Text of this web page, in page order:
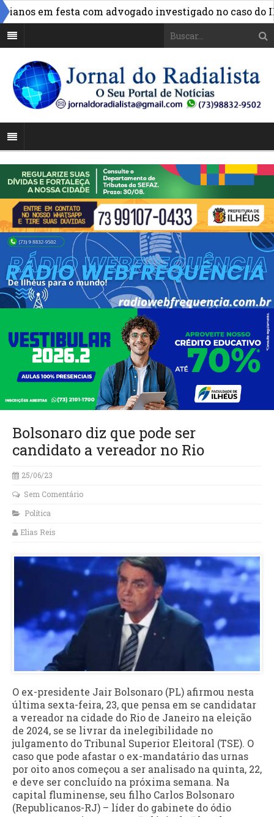
em festa com advogado investigado no caso do INSS
Bolsonaro diz que pode ser
candidato a vereador no Rio
25/06/23
Sem Comentário
Política
Elias Reis
O ex-presidente Jair Bolsonaro (PL) afirmou nesta
última sexta-feira, 23, que pensa em se candidatar
a vereador na cidade do Rio de Janeiro na eleição
de 2024, se se livrar da inelegibilidade no
julgamento do Tribunal Superior Eleitoral (TSE). O
caso que pode afastar o ex-mandatário das urnas
por oito anos começou a ser analisado na quinta, 22,
e deve ser concluído na próxima semana. Na
capital fluminense, seu filho Carlos Bolsonaro
(Republicanos-RJ) – líder do gabinete do ódio